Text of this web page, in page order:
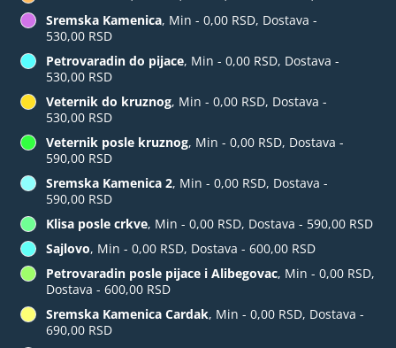
Sremska Kamenica, Min - 0,00 RSD, Dostava -
530,00 RSD
Petrovaradin do pijace, Min - 0,00 RSD, Dostava -
530,00 RSD
Veternik do kruznog, Min - 0,00 RSD, Dostava -
530,00 RSD
Veternik posle kruznog, Min - 0,00 RSD, Dostava -
590,00 RSD
Sremska Kamenica 2, Min - 0,00 RSD, Dostava -
590,00 RSD
Klisa posle crkve, Min - 0,00 RSD, Dostava - 590,00 RSD
Sajlovo, Min - 0,00 RSD, Dostava - 600,00 RSD
Petrovaradin posle pijace i Alibegovac, Min - 0,00 RSD,
Dostava - 600,00 RSD
Sremska Kamenica Cardak, Min - 0,00 RSD, Dostava -
690,00 RSD